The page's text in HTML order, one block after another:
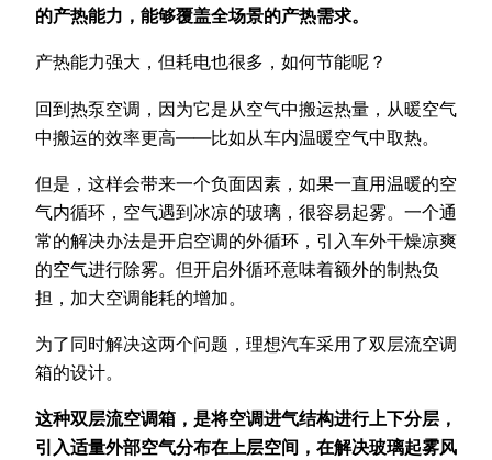
的产热能力，能够覆盖全场景的产热需求。
产热能力强大，但耗电也很多，如何节能呢？
回到热泵空调，因为它是从空气中搬运热量，从暖空气
中搬运的效率更高——比如从车内温暖空气中取热。
但是，这样会带来一个负面因素，如果一直用温暖的空
气内循环，空气遇到冰凉的玻璃，很容易起雾。一个通
常的解决办法是开启空调的外循环，引入车外干燥凉爽
的空气进行除雾。但开启外循环意味着额外的制热负
担，加大空调能耗的增加。
为了同时解决这两个问题，理想汽车采用了双层流空调
箱的设计。
这种双层流空调箱，是将空调进气结构进行上下分层，
引入适量外部空气分布在上层空间，在解决玻璃起雾风